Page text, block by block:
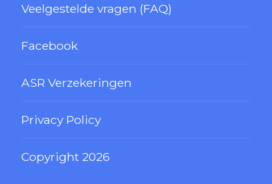
Veelgestelde vragen (FAQ)
Facebook
ASR Verzekeringen
Privacy Policy
Copyright 2026